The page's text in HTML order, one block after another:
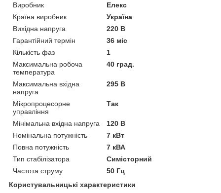
Виробник
Елекс
Країна виробник
Україна
Вихідна напруга
220 В
Гарантійний термін
36 міс
Кількість фаз
1
Максимальна робоча
температура
40 град.
Максимальна вхідна
напруга
295 В
Мікропроцесорне
управління
Так
Мінімальна вхідна напруга
120 В
Номінальна потужність
7 кВт
Повна потужність
7 кВА
Тип стабілізатора
Симісторний
Частота струму
50 Гц
Користувальницькі характеристики